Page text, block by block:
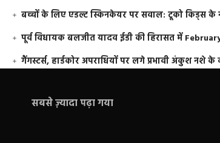
बच्चों के लिए एडल्ट स्किनकेयर पर सवाल: टूको किड्स
पूर्व विधायक बलजीत यादव ईडी की हिरासत में
गैंगस्टर्स, हार्डकोर अपराधियों पर लगे प्रभावी अंकुश नशे
सबसे ज़्यादा पढ़ा गया